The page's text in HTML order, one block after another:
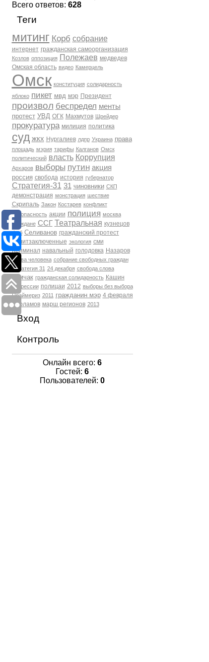
Всего ответов: 628
Теги
митинг Корб собрание
интернет гражданская самоорганизация
Козлов оппозиция Полежаев медведев
Омская область видео Камерцель
Омск конституция солидарность
яблоко пикет мвд мэр Президент
произвол беспредел менты
протест УВД ОГК Махмутов Шрейдер
прокуратура милиция политика
суд жкх Нургалиев лдпр Украина права
площадь мэрия тарифы Калганов Омск
политический власть Коррупция
Архаров выборы путин акция
россия свобода история губернатор
Стратегия-31 31 чиновники СКП
демонстрация монстрация шествие
Скрипаль Закон Костарев конфликт
Безопасность акции полиция москва
Граждане ССГ Театральная кузнецов
фсб Селиванов гражданский протест
политзаключенные экология сми
Криминал навальный голодовка Назаров
права человека собрание свободных граждан
Стратегия 31 24 декабря свобода слова
Томчак гражданская солидарность Кашин
репрессии полицаи 2012 выборы без выбора
Праймериз 2011 гражданин мэр 4 февраля
Варламов марш регионов 2013
Вход
Контроль
Онлайн всего: 6
Гостей: 6
Пользователей: 0